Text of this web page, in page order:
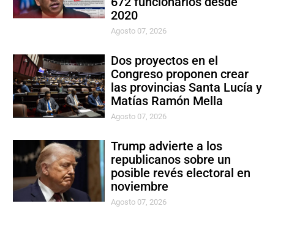
2020
Agosto 07, 2026
Dos proyectos en el
Congreso proponen crear
las provincias Santa Lucía y
Matías Ramón Mella
Agosto 07, 2026
Trump advierte a los
republicanos sobre un
posible revés electoral en
noviembre
Agosto 07, 2026